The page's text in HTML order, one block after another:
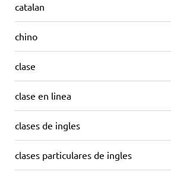
catalan
chino
clase
clase en linea
clases de ingles
clases particulares de ingles